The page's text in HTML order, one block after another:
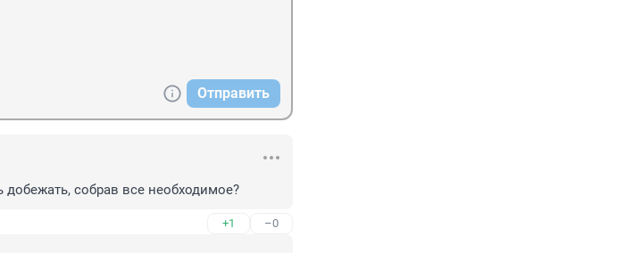
Отправить
собрав все необходимое?
+1 –0